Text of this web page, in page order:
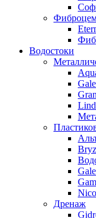
Водостоки
Дренаж